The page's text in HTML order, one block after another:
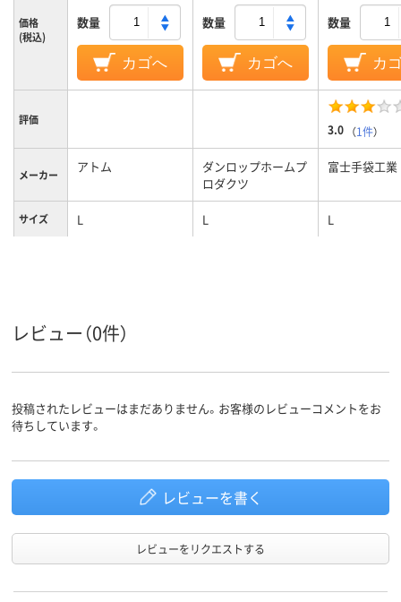
価格
(税込)
数量
カゴへ
数量
カゴへ
数量
カ
評価
3.0 （1件）
メーカー アトム
ダンロップホームプ
ロダクツ
富士手袋工業
サイズ L L L
レビュー（0件）
投稿されたレビューはまだありません。お客様のレビューコメントをお
待ちしています。
レビューを書く
レビューをリクエストする